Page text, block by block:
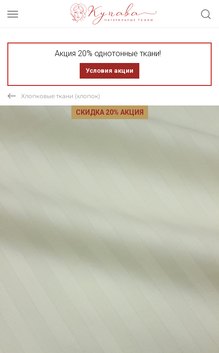
Акция 20% однотонные ткани!
Условия акции
Хлопковые ткани (хлопок)
СКИДКА 20% АКЦИЯ